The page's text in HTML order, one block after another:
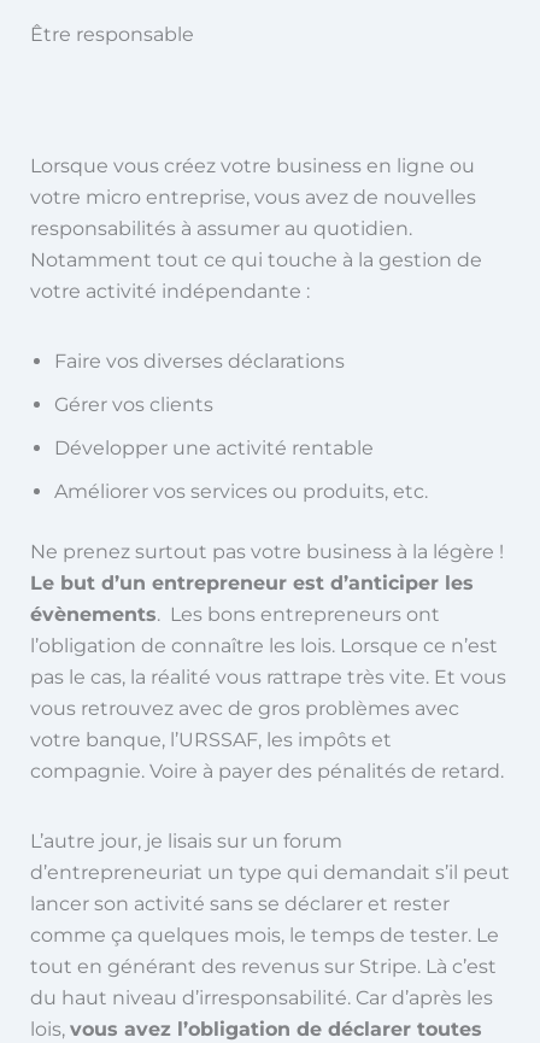
Être responsable
Lorsque vous créez votre business en ligne ou
votre micro entreprise, vous avez de nouvelles
responsabilités à assumer au quotidien.
Notamment tout ce qui touche à la gestion de
votre activité indépendante :
Faire vos diverses déclarations
Gérer vos clients
Développer une activité rentable
Améliorer vos services ou produits, etc.
Ne prenez surtout pas votre business à la légère !
Le but d’un entrepreneur est d’anticiper les
évènements. Les bons entrepreneurs ont
l’obligation de connaître les lois. Lorsque ce n’est
pas le cas, la réalité vous rattrape très vite. Et vous
vous retrouvez avec de gros problèmes avec
votre banque, l’URSSAF, les impôts et
compagnie. Voire à payer des pénalités de retard.
L’autre jour, je lisais sur un forum
d’entrepreneuriat un type qui demandait s’il peut
lancer son activité sans se déclarer et rester
comme ça quelques mois, le temps de tester. Le
tout en générant des revenus sur Stripe. Là c’est
du haut niveau d’irresponsabilité. Car d’après les
lois, vous avez l’obligation de déclarer toutes